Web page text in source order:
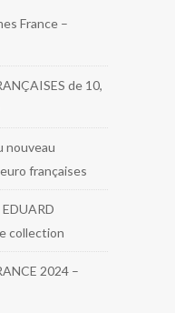
France –
de 10,
nouveau
françaises
collection
2024 –